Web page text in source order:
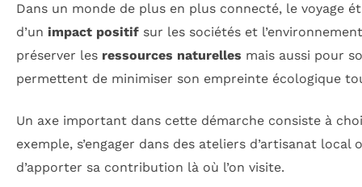
Dans un monde de plus en plus connecté, le voyage
d’un impact positif sur les sociétés et
préserver les ressources naturelles mais aussi pour
permettent de minimiser son empreinte écologique
Un axe important dans cette démarche consiste à
exemple, s’engager dans des ateliers d’artisanat
d’apporter sa contribution là où l’on visite.